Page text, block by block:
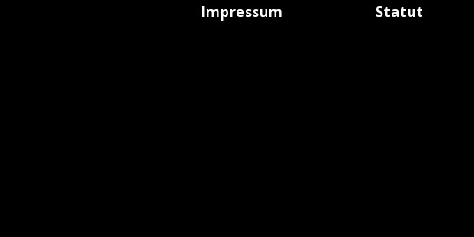
Impressum Statut